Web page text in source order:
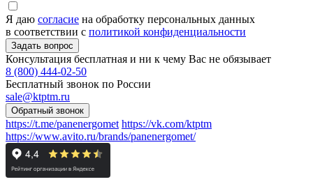
Я даю согласие на обработку персональных данных
в соответствии с политикой конфиденциальности
Консультация бесплатная и ни к чему Вас не обязывает
8 (800) 444-02-50
Бесплатный звонок по России
sale@ktptm.ru
https://t.me/panenergomet https://vk.com/ktptm
https://www.avito.ru/brands/panenergomet/